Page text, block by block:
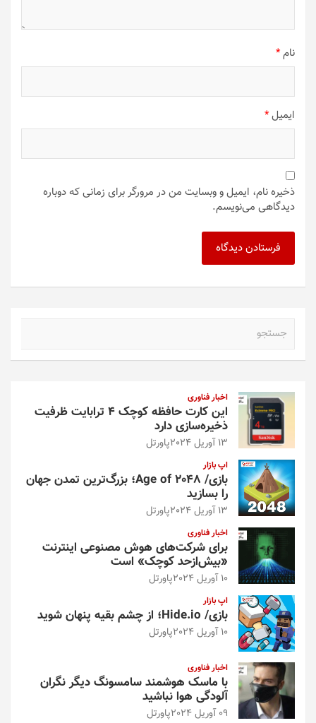
نام*
ایمیل*
ذخیره نام، ایمیل و وبسایت من در مرورگر برای زمانی که دوباره
دیدگاهی می‌نویسم.
اخبار فناوری
این کارت حافظه کوچک ۴ ترابایت ظرفیت
ذخیره‌سازی دارد
13 آوریل 2024 پاورتل
اپ بازار
بازی/ Age of 2048؛ بزرگ‌ترین تمدن جهان
را بسازید
13 آوریل 2024 پاورتل
اخبار فناوری
برای شرکت‌های هوش مصنوعی اینترنت
«بیش‌از‌حد کوچک» است
10 آوریل 2024 پاورتل
اپ بازار
بازی/ Hide.io؛ از چشم بقیه پنهان شوید
10 آوریل 2024 پاورتل
اخبار فناوری
با ماسک هوشمند سامسونگ دیگر نگران
آلودگی هوا نباشید
09 آوریل 2024 پاورتل